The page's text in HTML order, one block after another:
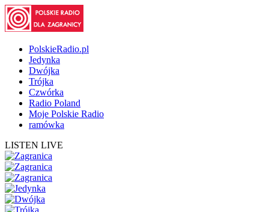
PolskieRadio.pl
Jedynka
Dwójka
Trójka
Czwórka
Radio Poland
Moje Polskie Radio
ramówka
LISTEN LIVE